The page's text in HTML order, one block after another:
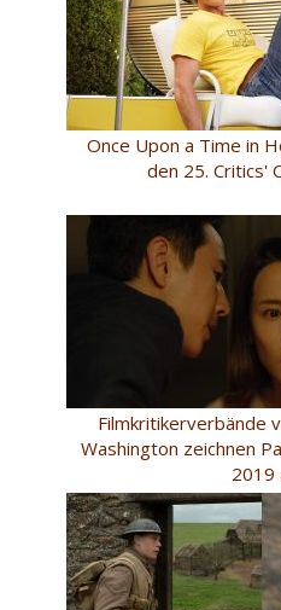
Once Upon a Time in
den 25. Critics'
Filmkritikerverbände
Washington zeichnen
2019